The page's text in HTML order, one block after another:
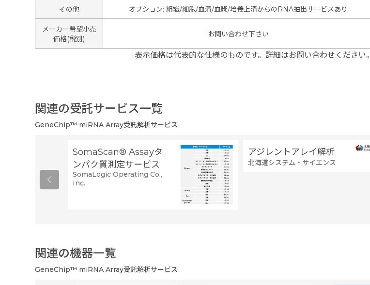
その他 オプション: 組織/細胞/血清/血漿/培養上清からのRNA抽出サービスあり
メーカー希望小売
価格(税別)
お問い合わせ下さい
表示価格は代表的な仕様のものです。詳細はお問い合わせください。
関連の受託サービス一覧
GeneChip™ miRNA Array受託解析サービス
SomaScan® Assayタ
ンパク質測定サービス
SomaLogic Operating Co.,
Inc.
アジレントアレイ解析
北海道システム・サイエンス
関連の機器一覧
GeneChip™ miRNA Array受託解析サービス